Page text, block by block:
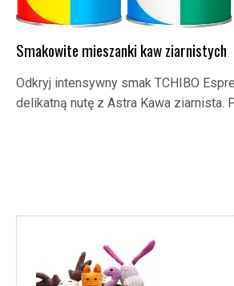
Smakowite mieszanki kaw ziarnistych
Odkryj intensywny smak TCHIBO
delikatną nutę z Astra Kawa ziarnista.